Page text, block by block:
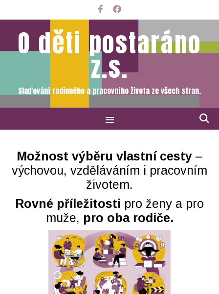
O děti postaráno
z.s.
Slaďování rodinného a pracovního života ze všech stran.
Možnost výběru vlastní cesty–
výchovou, vzděláváním i pracovním
životem.
Rovné příležitosti pro ženy a pro
muže, pro oba rodiče.